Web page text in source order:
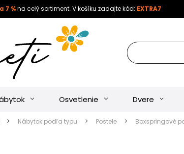
7 %na celý sortiment. V košíku zadajte kód: EXTRA7
Osvetlenie Dvere
Nábytok podľa typu Postele Boxspringové